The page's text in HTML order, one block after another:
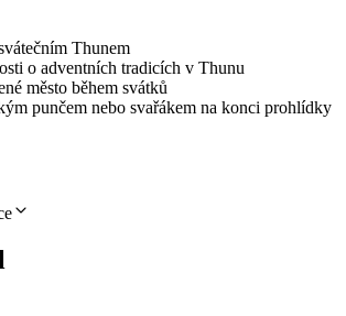
Thunem
o adventních tradicích v Thunu
město během svátků
punčem nebo svařákem na konci prohlídky